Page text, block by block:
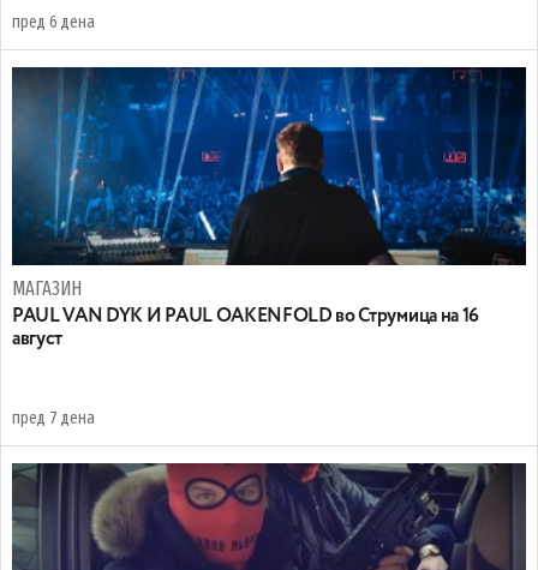
пред 6 дена
МАГАЗИН
PAUL VAN DYK И PAUL OAKENFOLD во Струмица на 16
август
пред 7 дена